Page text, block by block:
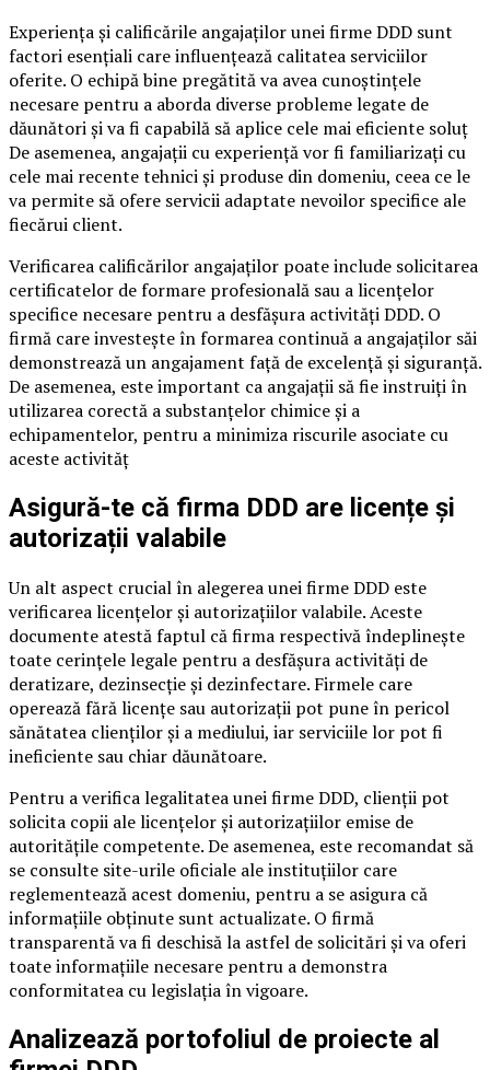
Experiența și calificările angajaților unei firme DDD sunt
factori esențiali care influențează calitatea serviciilor
oferite. O echipă bine pregătită va avea cunoștințele
necesare pentru a aborda diverse probleme legate de
dăunători și va fi capabilă să aplice cele mai eficiente soluț
De asemenea, angajații cu experiență vor fi familiarizați cu
cele mai recente tehnici și produse din domeniu, ceea ce le
va permite să ofere servicii adaptate nevoilor specifice ale
fiecărui client.
Verificarea calificărilor angajaților poate include solicitarea
certificatelor de formare profesională sau a licențelor
specifice necesare pentru a desfășura activități DDD. O
firmă care investește în formarea continuă a angajaților săi
demonstrează un angajament față de excelență și siguranță.
De asemenea, este important ca angajații să fie instruiți în
utilizarea corectă a substanțelor chimice și a
echipamentelor, pentru a minimiza riscurile asociate cu
aceste activităț
Asigură-te că firma DDD are licențe și
autorizații valabile
Un alt aspect crucial în alegerea unei firme DDD este
verificarea licențelor și autorizațiilor valabile. Aceste
documente atestă faptul că firma respectivă îndeplinește
toate cerințele legale pentru a desfășura activități de
deratizare, dezinsecție și dezinfectare. Firmele care
operează fără licențe sau autorizații pot pune în pericol
sănătatea clienților și a mediului, iar serviciile lor pot fi
ineficiente sau chiar dăunătoare.
Pentru a verifica legalitatea unei firme DDD, clienții pot
solicita copii ale licențelor și autorizațiilor emise de
autoritățile competente. De asemenea, este recomandat să
se consulte site-urile oficiale ale instituțiilor care
reglementează acest domeniu, pentru a se asigura că
informațiile obținute sunt actualizate. O firmă
transparentă va fi deschisă la astfel de solicitări și va oferi
toate informațiile necesare pentru a demonstra
conformitatea cu legislația în vigoare.
Analizează portofoliul de proiecte al